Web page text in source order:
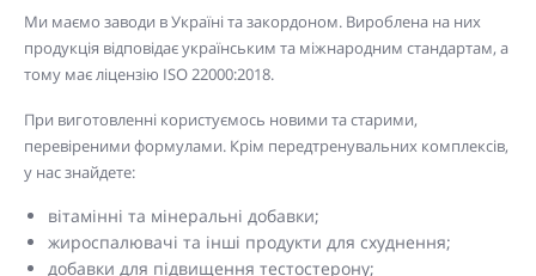
Ми маємо заводи в Україні та закордоном. Вироблена на них
продукція відповідає українським та міжнародним стандартам, а
тому має ліцензію ISO 22000:2018.
При виготовленні користуємось новими та старими,
перевіреними формулами. Крім передтренувальних комплексів,
у нас знайдете:
вітамінні та мінеральні добавки;
жироспалювачі та інші продукти для схуднення;
добавки для підвищення тестостерону;